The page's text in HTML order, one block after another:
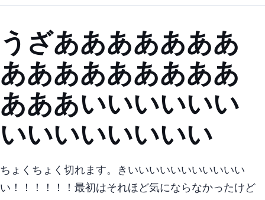
うざあああああああ
あああああああああ
あああいいいいいい
いいいいいいいい
ちょくちょく切れます。 きいいいいいいいいいいい
い！！！！！！ 最初はそれほど気にならなかったけど